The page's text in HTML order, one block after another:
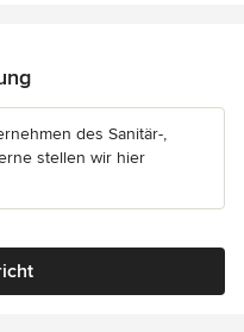
des Sanitär-,
stellen wir hier